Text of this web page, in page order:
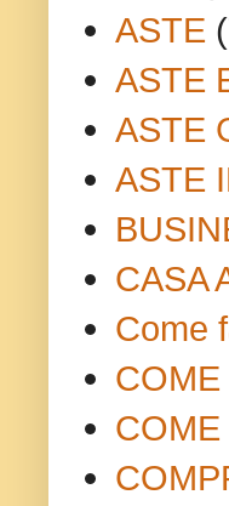
ASTE
ASTE
ASTE
ASTE
CASA
Come